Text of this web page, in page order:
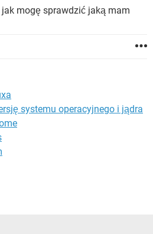
NETFLIX
mogę sprawdzić jaką mam
systemu operacyjnego i jądra